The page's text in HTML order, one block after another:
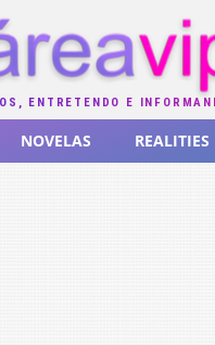
ENTRETENDO E
NOVELAS REALITIES